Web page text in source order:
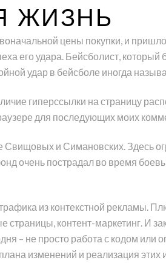
ЖИЗНЬ
цены покупки, и
его удара. Бейсболист, который
удар в бейсболе иногда
гиперссылки на страницу
для последующих моих
Свищовых и Симановских. Здесь
очень пострадал во время
из контекстной рекламы.
контент-маркетинг. И
– не просто работа с кодом или
изменений и реализация этих